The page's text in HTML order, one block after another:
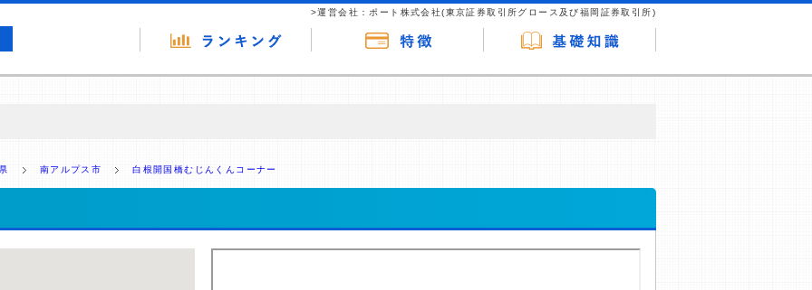
>運営会社：ポート株式会社(東京証券取引所グロース及び福岡証券取引所)
供を行っています。
南アルプス市 白根開国橋むじんくんコーナー